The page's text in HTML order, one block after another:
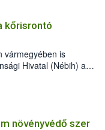
kőrisrontó
vármegyében is
Hivatal (Nébih) a
jelenlétét. A
meg, de már fertőzött
a szlovák
érdekében.
növényvédő szer